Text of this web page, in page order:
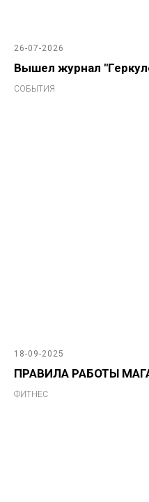
26-07-2026
Вышел журнал
СОБЫТИЯ
18-09-2025
ПРАВИЛА РАБОТЫ
ФИТНЕС